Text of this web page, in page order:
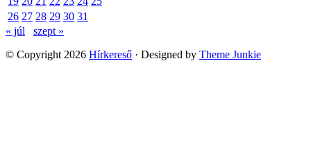
26 27 28 29 30 31
« júl
szept »
© Copyright 2026 Hírkereső · Designed by Theme Junkie